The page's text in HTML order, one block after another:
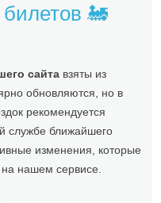
🚂
сайта взяты из
обновляются, но в
рекомендуется
службе ближайшего
изменения, которые
нашем сервисе.